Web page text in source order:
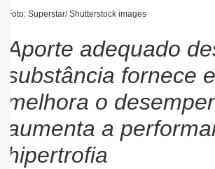
Foto: Superstar/ Shutterstock images
Aporte adequado
substância fornece
melhora o
aumenta a
hipertrofia